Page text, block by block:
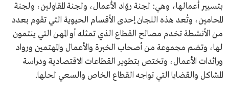
بتسيير أعمالها، وهي: لجنة روّاد الأعمال، ولجنة المقاولين، ولجنة
المحامين، وتُعد هذه اللجان إحدى الأقسام الحيوية التي تقوم بعدد
من الأنشطة تخدم مصالح القطاع الذي تمثله أو المهن التي ينتمون
لها، وتضم مجموعة من أصحاب الخبرة والأعمال والمهتمين ورواد
ورائدات الأعمال، وتختص بتطوير القطاعات الاقتصادية ودراسة
المشاكل والقضايا التي تواجه القطاع الخاص والسعي لحلها.